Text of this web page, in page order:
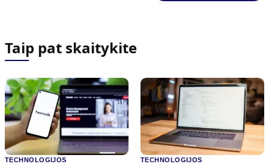
Taip pat skaitykite
TECHNOLOGIJOS TECHNOLOGIJOS